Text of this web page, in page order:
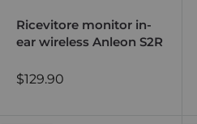
Ricevitore monitor in-
ear wireless Anleon S2R
Prezzo
$129.90